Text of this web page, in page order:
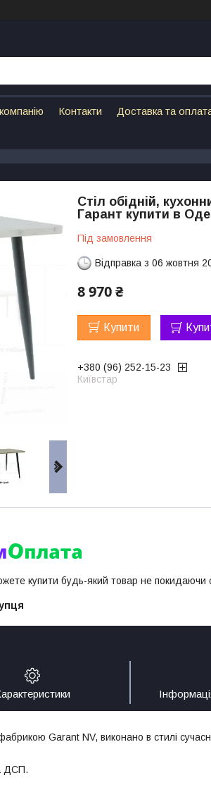
Контакти Доставка та
Стіл обідній,
Гарант купити в
Під замовлення
Відправка з 06 жовтня
8 970 ₴
Купити
+380 (96) 252-15-23
Київстар
купити будь-який товар не покидаючи
Garant NV, виконано в стилі
ДСП.